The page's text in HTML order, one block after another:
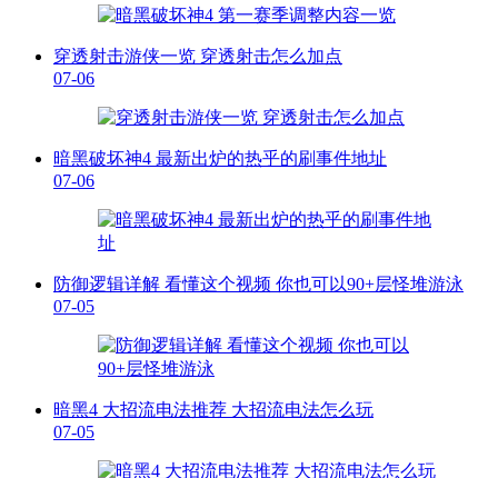
穿透射击游侠一览 穿透射击怎么加点
07-06
暗黑破坏神4 最新出炉的热乎的刷事件地址
07-06
防御逻辑详解 看懂这个视频 你也可以90+层怪堆游泳
07-05
暗黑4 大招流电法推荐 大招流电法怎么玩
07-05